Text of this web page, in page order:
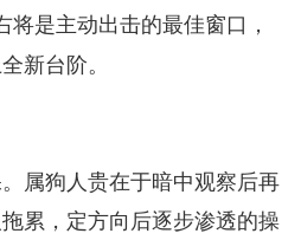
将是主动出击的最佳窗口，
新台阶。
属狗人贵在于暗中观察后再
累，定方向后逐步渗透的操